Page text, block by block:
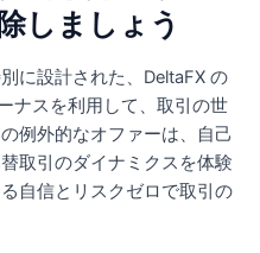
しましょう
に設計された、DeltaFX の
ナスを利用して、取引の世
例外的なオファーは、自己
取引のダイナミクスを体験
自信とリスクゼロで取引の